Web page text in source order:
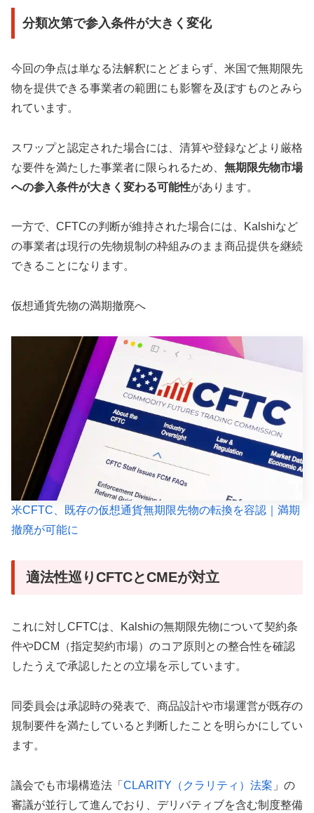
分類次第で参入条件が大きく変化
今回の争点は単なる法解釈にとどまらず、米国で無期限先
物を提供できる事業者の範囲にも影響を及ぼすものとみら
れています。
スワップと認定された場合には、清算や登録などより厳格
な要件を満たした事業者に限られるため、 無期限先物市場
への参入条件が大きく変わる可能性があります。
一方で、CFTCの判断が維持された場合には、Kalshiなど
の事業者は現行の先物規制の枠組みのまま商品提供を継続
できることになります。
仮想通貨先物の満期撤廃へ
米CFTC、既存の仮想通貨無期限先物の転換を容認｜満期
撤廃が可能に
適法性巡りCFTCとCMEが対立
これに対しCFTCは、Kalshiの無期限先物について契約条
件やDCM（指定契約市場）のコア原則との整合性を確認
したうえで承認したとの立場を示しています。
同委員会は承認時の発表で、商品設計や市場運営が既存の
規制要件を満たしていると判断したことを明らかにしてい
ます。
議会でも市場構造法「 CLARITY（クラリティ）法案 」の
審議が並行して進んでおり、デリバティブを含む制度整備